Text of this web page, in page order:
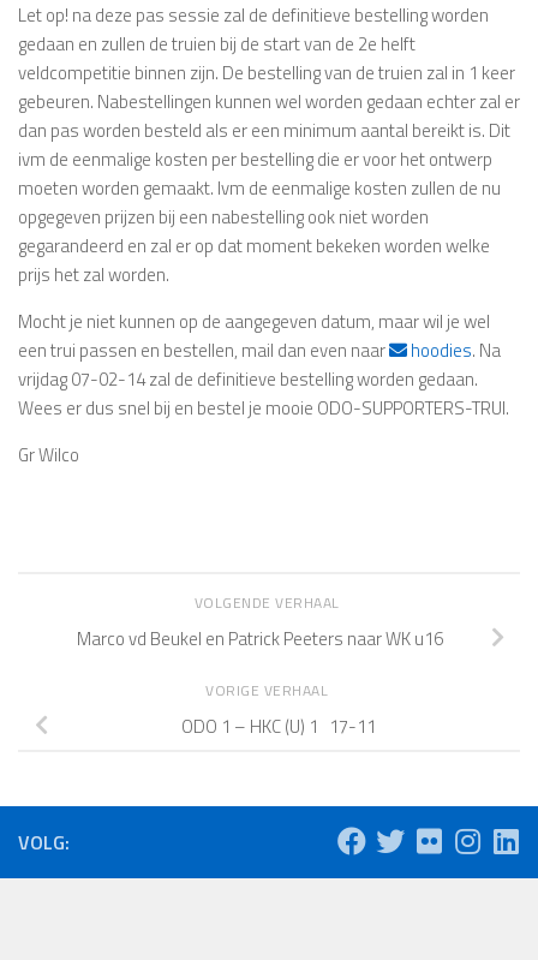
Let op! na deze pas sessie zal de definitieve bestelling worden
gedaan en zullen de truien bij de start van de 2e helft
veldcompetitie binnen zijn. De bestelling van de truien zal in 1 keer
gebeuren. Nabestellingen kunnen wel worden gedaan echter zal er
dan pas worden besteld als er een minimum aantal bereikt is. Dit
ivm de eenmalige kosten per bestelling die er voor het ontwerp
moeten worden gemaakt. Ivm de eenmalige kosten zullen de nu
opgegeven prijzen bij een nabestelling ook niet worden
gegarandeerd en zal er op dat moment bekeken worden welke
prijs het zal worden.
Mocht je niet kunnen op de aangegeven datum, maar wil je wel
een trui passen en bestellen, mail dan even naar
hoodies. Na
vrijdag 07-02-14 zal de definitieve bestelling worden gedaan.
Wees er dus snel bij en bestel je mooie ODO-SUPPORTERS-TRUI.
Gr Wilco
VOLGENDE VERHAAL
Marco vd Beukel en Patrick Peeters naar WK u16
VORIGE VERHAAL
ODO 1 – HKC (U) 1 17-11
VOLG: